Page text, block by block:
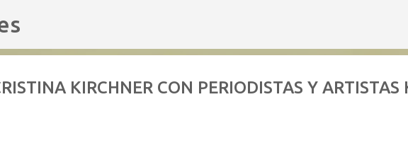
KIRCHNER CON PERIODISTAS Y ARTISTAS